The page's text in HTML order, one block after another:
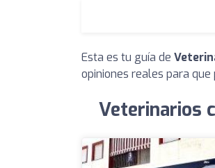
Esta es tu guía de
opiniones reales para
Veterinarios